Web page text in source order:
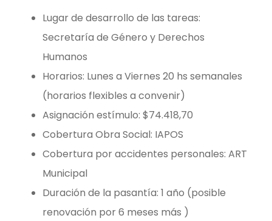
Lugar de desarrollo de las tareas:
Secretaría de Género y Derechos
Humanos
Horarios: Lunes a Viernes 20 hs semanales
(horarios flexibles a convenir)
Asignación estímulo: $74.418,70
Cobertura Obra Social: IAPOS
Cobertura por accidentes personales: ART
Municipal
Duración de la pasantía: 1 año (posible
renovación por 6 meses más )